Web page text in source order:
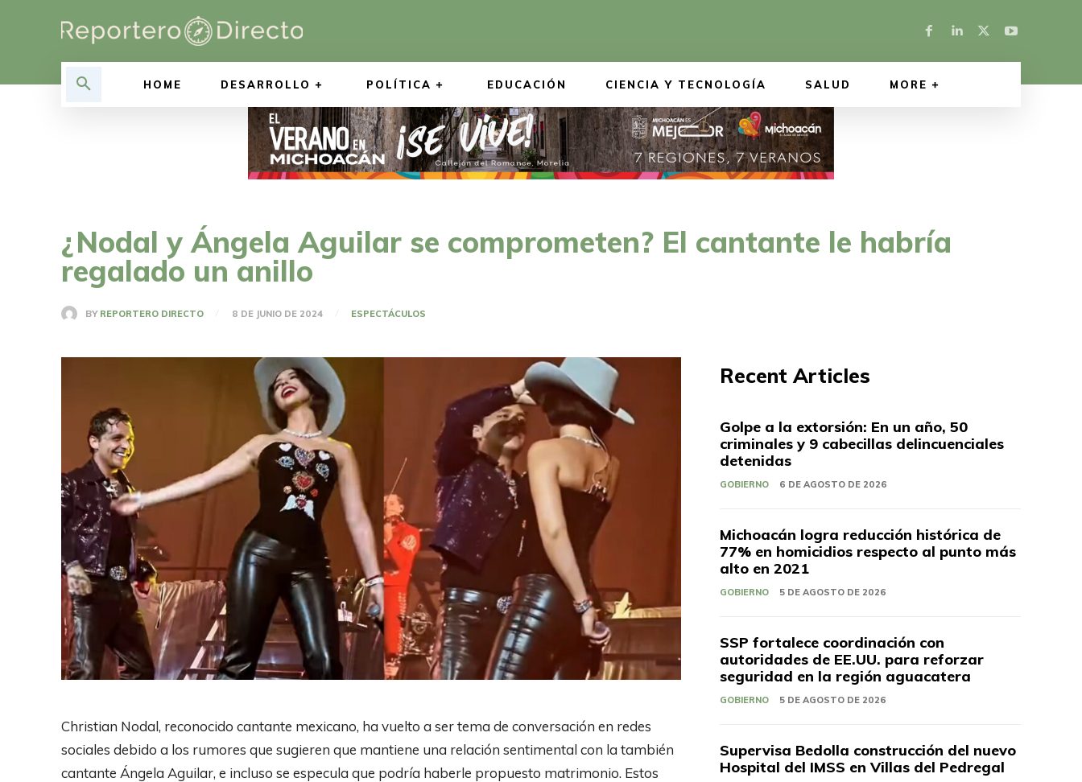
HOME DESARROLLO POLÍTICA EDUCACIÓN CIENCIA Y TECNOLOGÍA SALUD MORE
¿Nodal y Ángela Aguilar se comprometen? El cantante le habría
regalado un anillo
BY REPORTERO DIRECTO 8 DE JUNIO DE 2024 ESPECTÁCULOS
Christian Nodal, reconocido cantante mexicano, ha vuelto a ser tema de conversación en redes
sociales debido a los rumores que sugieren que mantiene una relación sentimental con la también
cantante Ángela Aguilar, e incluso se especula que podría haberle propuesto matrimonio. Estos
Recent Articles
Golpe a la extorsión: En un año, 50
criminales y 9 cabecillas delincuenciales
detenidas
GOBIERNO 6 DE AGOSTO DE 2026
Michoacán logra reducción histórica de
77% en homicidios respecto al punto más
alto en 2021
GOBIERNO 5 DE AGOSTO DE 2026
SSP fortalece coordinación con
autoridades de EE.UU. para reforzar
seguridad en la región aguacatera
GOBIERNO 5 DE AGOSTO DE 2026
Supervisa Bedolla construcción del nuevo
Hospital del IMSS en Villas del Pedregal